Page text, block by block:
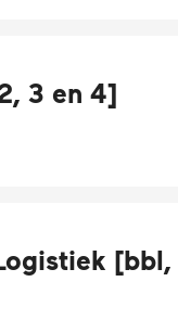
3 en 4]